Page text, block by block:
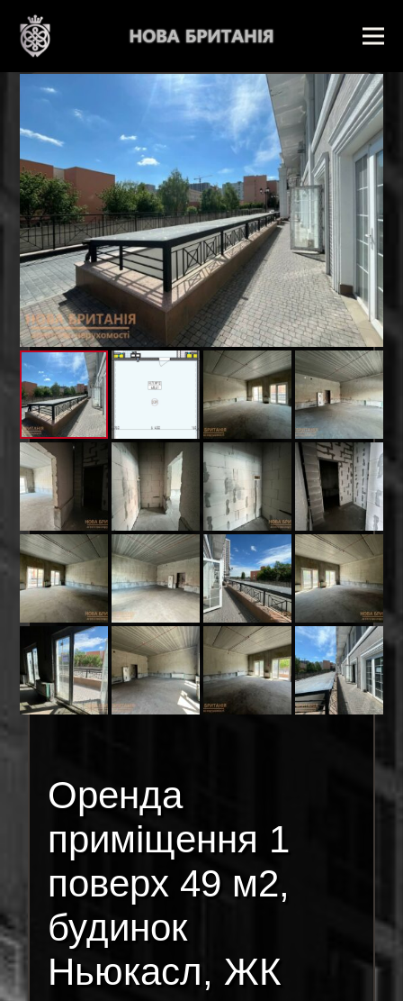
Оренда
приміщення 1
поверх 49 м2,
будинок
Ньюкасл, ЖК